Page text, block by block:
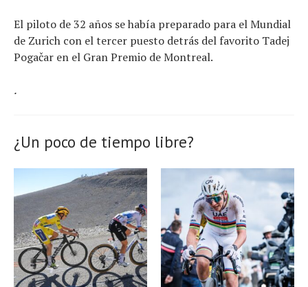
El piloto de 32 años se había preparado para el Mundial
de Zurich con el tercer puesto detrás del favorito Tadej
Pogačar en el Gran Premio de Montreal.
.
¿Un poco de tiempo libre?